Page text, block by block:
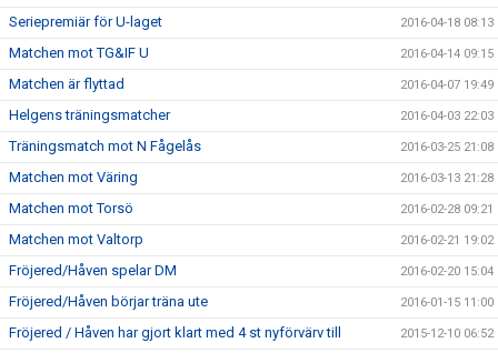
Seriepremiär för U-laget 2016-04-18 08:13
Matchen mot TG&IF U 2016-04-14 09:15
Matchen är flyttad 2016-04-07 19:49
Helgens träningsmatcher 2016-04-03 22:03
Träningsmatch mot N Fågelås 2016-03-25 21:08
Matchen mot Väring 2016-03-13 21:28
Matchen mot Torsö 2016-02-28 09:21
Matchen mot Valtorp 2016-02-21 19:02
Fröjered/Håven spelar DM 2016-02-20 15:04
Fröjered/Håven börjar träna ute 2016-01-15 11:00
Fröjered / Håven har gjort klart med 4 st nyförvärv till 2015-12-10 06:52